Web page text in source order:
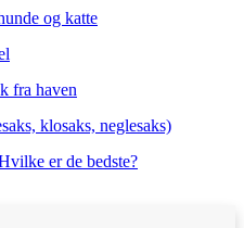
og katte
fra haven
klosaks, neglesaks)
er de bedste?